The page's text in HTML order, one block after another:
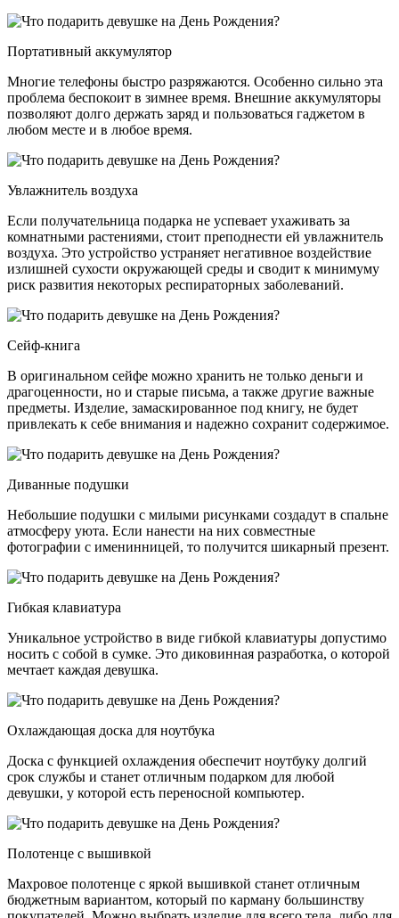
Портативный аккумулятор
Многие телефоны быстро разряжаются. Особенно сильно эта
проблема беспокоит в зимнее время. Внешние аккумуляторы
позволяют долго держать заряд и пользоваться гаджетом в
любом месте и в любое время.
Увлажнитель воздуха
Если получательница подарка не успевает ухаживать за
комнатными растениями, стоит преподнести ей увлажнитель
воздуха. Это устройство устраняет негативное воздействие
излишней сухости окружающей среды и сводит к минимуму
риск развития некоторых респираторных заболеваний.
Сейф-книга
В оригинальном сейфе можно хранить не только деньги и
драгоценности, но и старые письма, а также другие важные
предметы. Изделие, замаскированное под книгу, не будет
привлекать к себе внимания и надежно сохранит содержимое.
Диванные подушки
Небольшие подушки с милыми рисунками создадут в спальне
атмосферу уюта. Если нанести на них совместные
фотографии с именинницей, то получится шикарный презент.
Гибкая клавиатура
Уникальное устройство в виде гибкой клавиатуры допустимо
носить с собой в сумке. Это диковинная разработка, о которой
мечтает каждая девушка.
Охлаждающая доска для ноутбука
Доска с функцией охлаждения обеспечит ноутбуку долгий
срок службы и станет отличным подарком для любой
девушки, у которой есть переносной компьютер.
Полотенце с вышивкой
Махровое полотенце с яркой вышивкой станет отличным
бюджетным вариантом, который по карману большинству